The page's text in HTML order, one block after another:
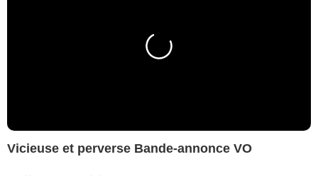
Vicieuse et perverse Bande-annonce VO